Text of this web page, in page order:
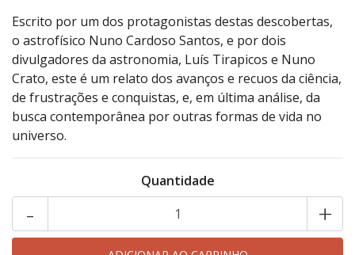
Escrito por um dos protagonistas destas descobertas,
o astrofísico Nuno Cardoso Santos, e por dois
divulgadores da astronomia, Luís Tirapicos e Nuno
Crato, este é um relato dos avanços e recuos da ciência,
de frustrações e conquistas, e, em última análise, da
busca contemporânea por outras formas de vida no
universo.
Quantidade
+
-